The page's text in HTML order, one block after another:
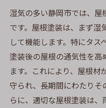
タスペーサーで
湿気を逃がす構
静岡市での通気
効果的なタスペ
通気性が断熱性
静岡の気候に適した
湿気の多い静岡市では、
です。屋根塗装は、まず湿
して機能します。特にタス
塗装後の屋根の通気性を
ます。これにより、屋根材
守られ、長期間にわたりそ
らに、適切な屋根塗装は